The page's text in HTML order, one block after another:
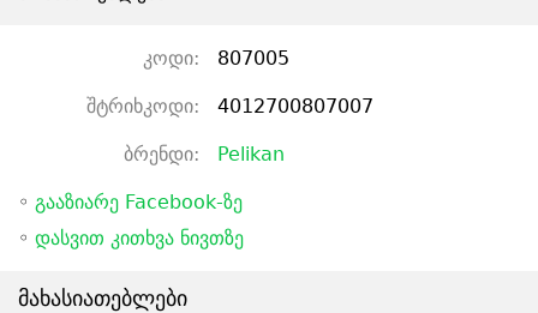
კოდი: 807005
შტრიხკოდი: 4012700807007
ბრენდი: Pelikan
◦ გააზიარე Facebook-ზე
◦ დასვით კითხვა ნივთზე
მახასიათებლები